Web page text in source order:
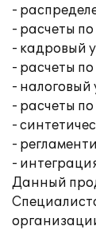
-
- расчеты
- кадровый
- расчеты
- налоговый
- расчеты
-
-
-
Данный